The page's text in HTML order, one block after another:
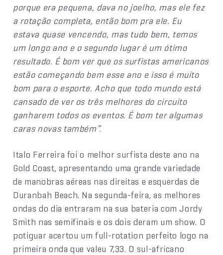
porque era pequena, dava no joelho, mas ele fez
a rotação completa, então bom pra ele. Eu
estava quase vencendo, mas tudo bem, temos
um longo ano e o segundo lugar é um ótimo
resultado. É bom ver que os surfistas americanos
estão começando bem esse ano e isso é muito
bom para o esporte. Acho que todo mundo está
cansado de ver os três melhores do circuito
ganharem todos os eventos. É bom ter algumas
caras novas também”.
Italo Ferreira foi o melhor surfista deste ano na
Gold Coast, apresentando uma grande variedade
de manobras aéreas nas direitas e esquerdas de
Duranbah Beach. Na segunda-feira, as melhores
ondas do dia entraram na sua bateria com Jordy
Smith nas semifinais e os dois deram um show. O
potiguar acertou um full-rotation perfeito logo na
primeira onda que valeu 7,33. O sul-africano